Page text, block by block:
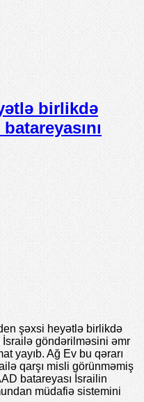
birlikdə
şəxsi heyətlə birlikdə
İsrailə göndərilməsini əmr
yayıb. Ağ Ev bu qərarı
qarşı misli görünməmiş
batareyası İsrailin
müdafiə sistemini